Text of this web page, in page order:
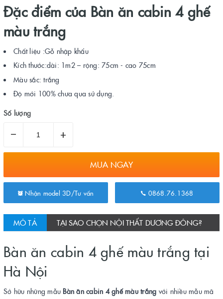
Đặc điểm của Bàn ăn cabin 4 ghế
màu trắng
Chất liệu :Gỗ nhập khẩu
Kích thước:dài: 1m2 – rộng: 75cm - cao 75cm
Màu sắc: trắng
Độ mới 100% chưa qua sử dụng.
Số lượng
– +
MUA NGAY
Nhận model 3D/Tư vấn 0868.76.1368
MÔ TẢ TẠI SAO CHỌN NỘI THẤT DƯƠNG ĐÔNG?
Bàn ăn cabin 4 ghế màu trắng tại
Hà Nội
Sở hữu những mẫu Bàn ăn cabin 4 ghế màu trắng với nhiều mẫu mã